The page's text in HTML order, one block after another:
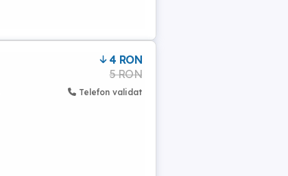
4 RON
5 RON
Telefon validat